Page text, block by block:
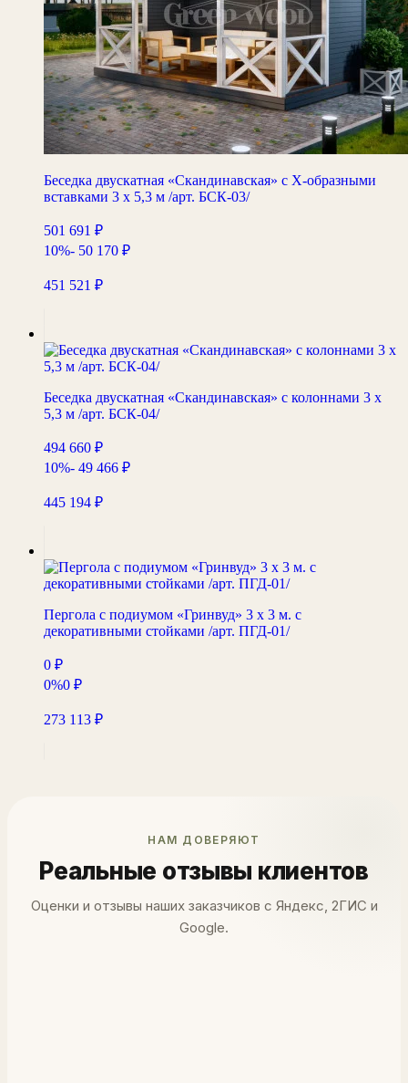
Беседка двускатная «Скандинавская» с Х-образными
вставками 3 х 5,3 м /арт. БСК-03/
501 691 ₽
10%- 50 170 ₽
451 521 ₽
Беседка двускатная «Скандинавская» с колоннами 3 х
5,3 м /арт. БСК-04/
494 660 ₽
10%- 49 466 ₽
445 194 ₽
Пергола с подиумом «Гринвуд» 3 х 3 м. с
декоративными стойками /арт. ПГД-01/
0 ₽
0%0 ₽
273 113 ₽
НАМ ДОВЕРЯЮТ
Реальные отзывы клиентов
Оценки и отзывы наших заказчиков с Яндекс, 2ГИС и
Google.